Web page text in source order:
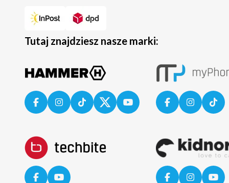
Tutaj znajdziesz nasze marki: